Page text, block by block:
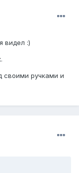
видел :)
своими ручками и